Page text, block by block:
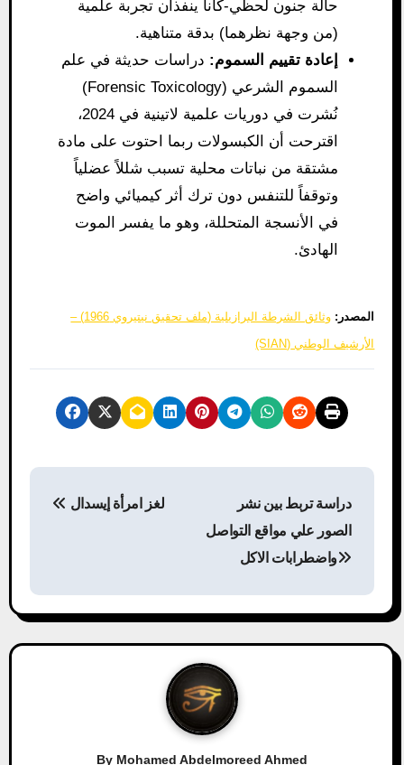
حالة جنون لحظي-كانا ينفذان تجربة علمية
(من وجهة نظرهما) بدقة متناهية.
إعادة تقييم السموم: دراسات حديثة في علم
السموم الشرعي (Forensic Toxicology)
نُشرت في دوريات علمية لاتينية في 2024،
اقترحت أن الكبسولات ربما احتوت على مادة
مشتقة من نباتات محلية تسبب شللاً عضلياً
وتوقفاً للتنفس دون ترك أثر كيميائي واضح
في الأنسجة المتحللة، وهو ما يفسر الموت
الهادئ.
المصدر:
وثائق الشرطة البرازيلية (ملف تحقيق نيتيروي 1966) –
الأرشيف الوطني (SIAN)
t
n
لغز امرأة إيسدال
دراسة تربط بين نشر
الصور علي مواقع التواصل
واضطرابات الاكل
By Mohamed Abdelmoreed Ahmed